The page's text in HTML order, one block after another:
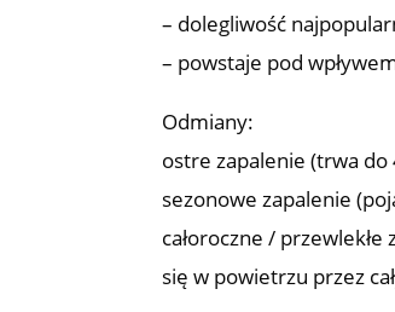
– dolegliwość
– powstaje pod
Odmiany:
ostre zapalenie (trwa do
sezonowe zapalenie
całoroczne /
się w powietrzu przez